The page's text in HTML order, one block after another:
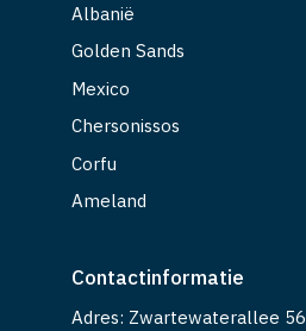
Albanië
Golden Sands
Mexico
Chersonissos
Corfu
Ameland
Contactinformatie
Adres: Zwartewaterallee 56